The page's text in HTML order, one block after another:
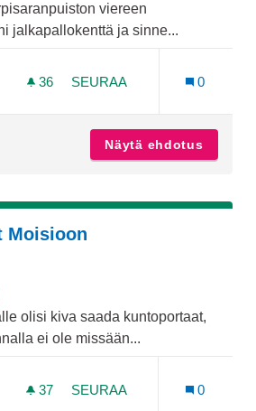
viereen
jalkapallokenttä ja sinne...
36 36 SEURAAJAA
SEURAA
0
Näytä ehdotus
Moisioon
olisi kiva saada kuntoportaat,
ei ole missään...
37 37 SEURAAJAA
SEURAA
0